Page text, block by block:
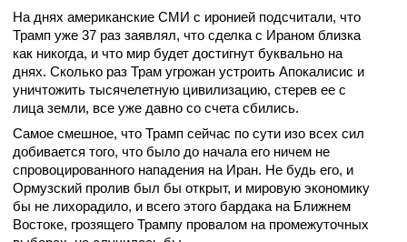
На днях американские СМИ с иронией подсчитали, что
Трамп уже 37 раз заявлял, что сделка с Ираном близка
как никогда, и что мир будет достигнут буквально на
днях. Сколько раз Трам угрожан устроить Апокалисис и
уничтожить тысячелетную цивилизацию, стерев ее с
лица земли, все уже давно со счета сбились.
Самое смешное, что Трамп сейчас по сути изо всех сил
добивается того, что было до начала его ничем не
спровоцированного нападения на Иран. Не будь его, и
Ормузский пролив был бы открыт, и мировую экономику
бы не лихорадило, и всего этого бардака на Ближнем
Востоке, грозящего Трампу провалом на промежуточных